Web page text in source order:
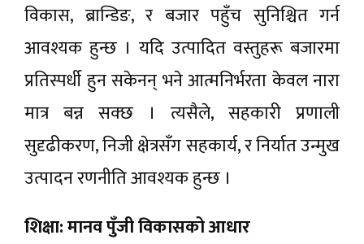
विकास, ब्रान्डिङ, र बजार पहुँच सुनिश्चित गर्न
आवश्यक हुन्छ । यदि उत्पादित वस्तुहरू बजारमा
प्रतिस्पर्धी हुन सकेनन् भने आत्मनिर्भरता केवल नारा
मात्र बन्न सक्छ । त्यसैले, सहकारी प्रणाली
सुदृढीकरण, निजी क्षेत्रसँग सहकार्य, र निर्यात उन्मुख
उत्पादन रणनीति आवश्यक हुन्छ ।
शिक्षा: मानव पुँजी विकासको आधार